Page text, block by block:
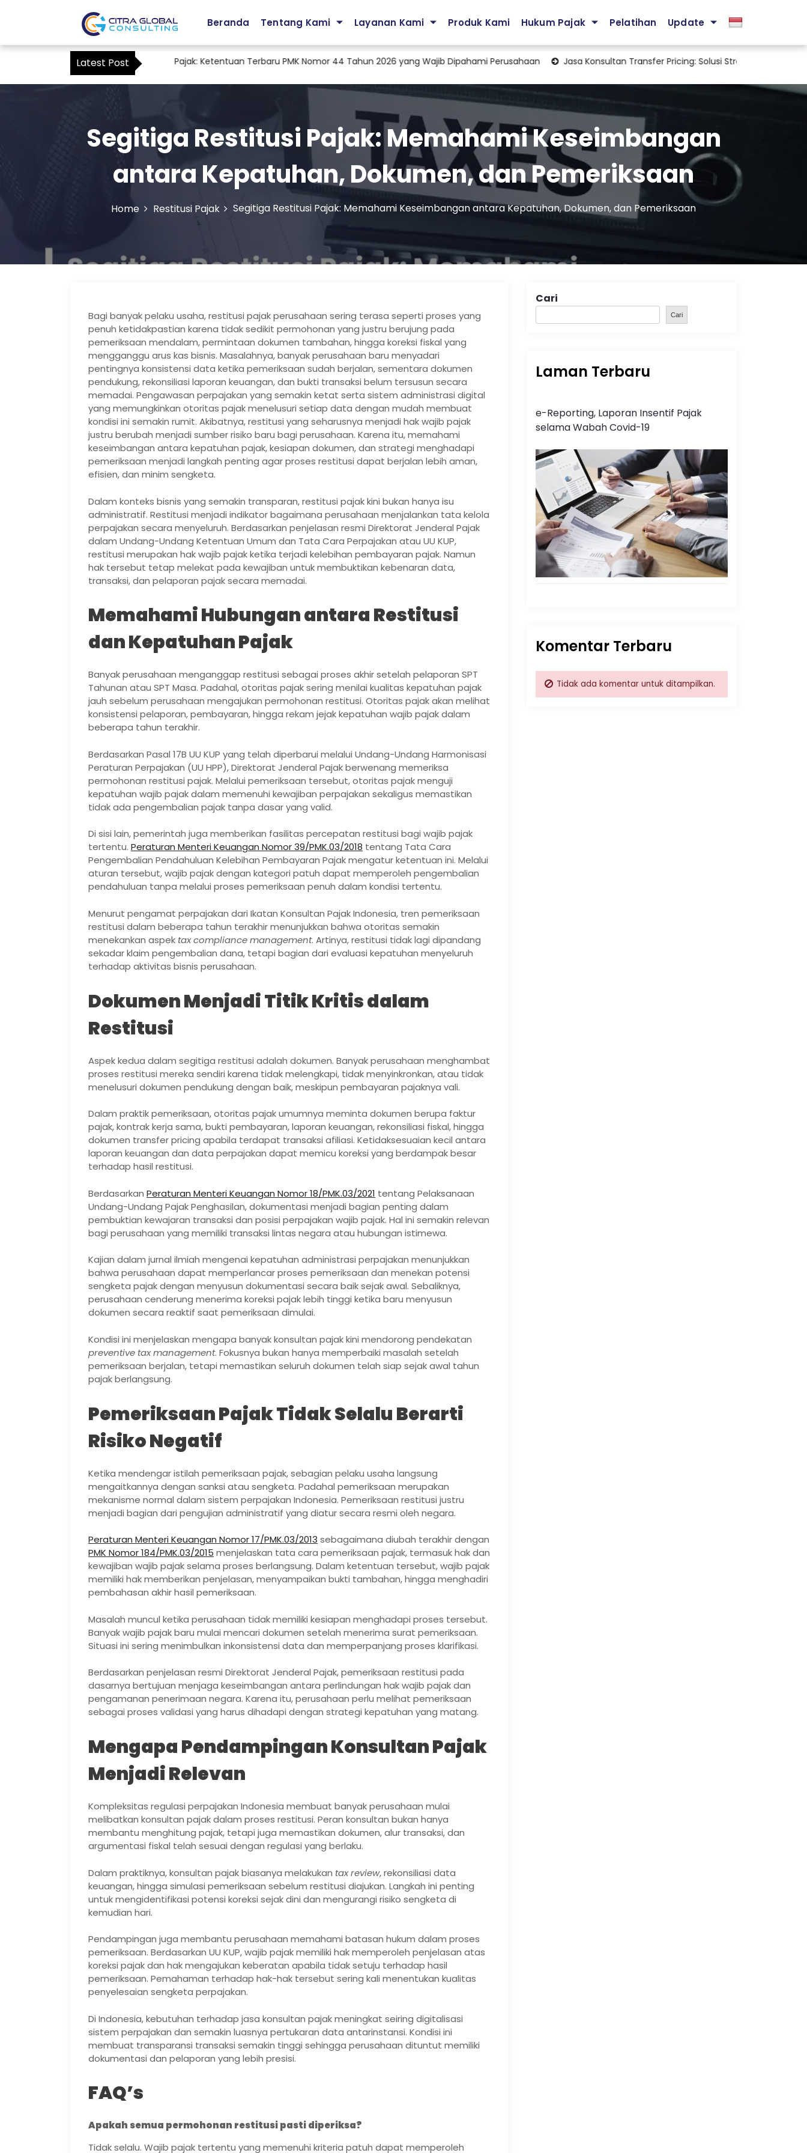
Beranda Tentang Kami Layanan Kami Produk Kami Hukum Pajak Pelatihan Update
Latest Post
Staf Accounting sebagai Kuasa Pajak: Ketentuan Terbaru PMK Nomor 44 Tahun 2026 yang Wajib Dipahami Perusahaan Jasa Konsultan Transfer Pricing: Solusi Strategis Mengelola
Segitiga Restitusi Pajak: Memahami Keseimbangan
antara Kepatuhan, Dokumen, dan Pemeriksaan
Home Restitusi Pajak Segitiga Restitusi Pajak: Memahami Keseimbangan antara Kepatuhan, Dokumen, dan Pemeriksaan
Bagi banyak pelaku usaha, restitusi pajak perusahaan sering terasa seperti proses yang
penuh ketidakpastian karena tidak sedikit permohonan yang justru berujung pada
pemeriksaan mendalam, permintaan dokumen tambahan, hingga koreksi fiskal yang
mengganggu arus kas bisnis. Masalahnya, banyak perusahaan baru menyadari
pentingnya konsistensi data ketika pemeriksaan sudah berjalan, sementara dokumen
pendukung, rekonsiliasi laporan keuangan, dan bukti transaksi belum tersusun secara
memadai. Pengawasan perpajakan yang semakin ketat serta sistem administrasi digital
yang memungkinkan otoritas pajak menelusuri setiap data dengan mudah membuat
kondisi ini semakin rumit. Akibatnya, restitusi yang seharusnya menjadi hak wajib pajak
justru berubah menjadi sumber risiko baru bagi perusahaan. Karena itu, memahami
keseimbangan antara kepatuhan pajak, kesiapan dokumen, dan strategi menghadapi
pemeriksaan menjadi langkah penting agar proses restitusi dapat berjalan lebih aman,
efisien, dan minim sengketa.
Dalam konteks bisnis yang semakin transparan, restitusi pajak kini bukan hanya isu
administratif. Restitusi menjadi indikator bagaimana perusahaan menjalankan tata kelola
perpajakan secara menyeluruh. Berdasarkan penjelasan resmi Direktorat Jenderal Pajak
dalam Undang-Undang Ketentuan Umum dan Tata Cara Perpajakan atau UU KUP,
restitusi merupakan hak wajib pajak ketika terjadi kelebihan pembayaran pajak. Namun
hak tersebut tetap melekat pada kewajiban untuk membuktikan kebenaran data,
transaksi, dan pelaporan pajak secara memadai.
Memahami Hubungan antara Restitusi
dan Kepatuhan Pajak
Banyak perusahaan menganggap restitusi sebagai proses akhir setelah pelaporan SPT
Tahunan atau SPT Masa. Padahal, otoritas pajak sering menilai kualitas kepatuhan pajak
jauh sebelum perusahaan mengajukan permohonan restitusi. Otoritas pajak akan melihat
konsistensi pelaporan, pembayaran, hingga rekam jejak kepatuhan wajib pajak dalam
beberapa tahun terakhir.
Berdasarkan Pasal 17B UU KUP yang telah diperbarui melalui Undang-Undang Harmonisasi
Peraturan Perpajakan (UU HPP), Direktorat Jenderal Pajak berwenang memeriksa
permohonan restitusi pajak. Melalui pemeriksaan tersebut, otoritas pajak menguji
kepatuhan wajib pajak dalam memenuhi kewajiban perpajakan sekaligus memastikan
tidak ada pengembalian pajak tanpa dasar yang valid.
Di sisi lain, pemerintah juga memberikan fasilitas percepatan restitusi bagi wajib pajak
tertentu. Peraturan Menteri Keuangan Nomor 39/PMK.03/2018 tentang Tata Cara
Pengembalian Pendahuluan Kelebihan Pembayaran Pajak mengatur ketentuan ini. Melalui
aturan tersebut, wajib pajak dengan kategori patuh dapat memperoleh pengembalian
pendahuluan tanpa melalui proses pemeriksaan penuh dalam kondisi tertentu.
Menurut pengamat perpajakan dari Ikatan Konsultan Pajak Indonesia, tren pemeriksaan
restitusi dalam beberapa tahun terakhir menunjukkan bahwa otoritas semakin
menekankan aspek tax compliance management. Artinya, restitusi tidak lagi dipandang
sekadar klaim pengembalian dana, tetapi bagian dari evaluasi kepatuhan menyeluruh
terhadap aktivitas bisnis perusahaan.
Dokumen Menjadi Titik Kritis dalam
Restitusi
Aspek kedua dalam segitiga restitusi adalah dokumen. Banyak perusahaan menghambat
proses restitusi mereka sendiri karena tidak melengkapi, tidak menyinkronkan, atau tidak
menelusuri dokumen pendukung dengan baik, meskipun pembayaran pajaknya vali.
Dalam praktik pemeriksaan, otoritas pajak umumnya meminta dokumen berupa faktur
pajak, kontrak kerja sama, bukti pembayaran, laporan keuangan, rekonsiliasi fiskal, hingga
dokumen transfer pricing apabila terdapat transaksi afiliasi. Ketidaksesuaian kecil antara
laporan keuangan dan data perpajakan dapat memicu koreksi yang berdampak besar
terhadap hasil restitusi.
Berdasarkan Peraturan Menteri Keuangan Nomor 18/PMK.03/2021 tentang Pelaksanaan
Undang-Undang Pajak Penghasilan, dokumentasi menjadi bagian penting dalam
pembuktian kewajaran transaksi dan posisi perpajakan wajib pajak. Hal ini semakin relevan
bagi perusahaan yang memiliki transaksi lintas negara atau hubungan istimewa.
Kajian dalam jurnal ilmiah mengenai kepatuhan administrasi perpajakan menunjukkan
bahwa perusahaan dapat memperlancar proses pemeriksaan dan menekan potensi
sengketa pajak dengan menyusun dokumentasi secara baik sejak awal. Sebaliknya,
perusahaan cenderung menerima koreksi pajak lebih tinggi ketika baru menyusun
dokumen secara reaktif saat pemeriksaan dimulai.
Kondisi ini menjelaskan mengapa banyak konsultan pajak kini mendorong pendekatan
preventive tax management. Fokusnya bukan hanya memperbaiki masalah setelah
pemeriksaan berjalan, tetapi memastikan seluruh dokumen telah siap sejak awal tahun
pajak berlangsung.
Pemeriksaan Pajak Tidak Selalu Berarti
Risiko Negatif
Ketika mendengar istilah pemeriksaan pajak, sebagian pelaku usaha langsung
mengaitkannya dengan sanksi atau sengketa. Padahal pemeriksaan merupakan
mekanisme normal dalam sistem perpajakan Indonesia. Pemeriksaan restitusi justru
menjadi bagian dari pengujian administratif yang diatur secara resmi oleh negara.
Peraturan Menteri Keuangan Nomor 17/PMK.03/2013 sebagaimana diubah terakhir dengan
PMK Nomor 184/PMK.03/2015 menjelaskan tata cara pemeriksaan pajak, termasuk hak dan
kewajiban wajib pajak selama proses berlangsung. Dalam ketentuan tersebut, wajib pajak
memiliki hak memberikan penjelasan, menyampaikan bukti tambahan, hingga menghadiri
pembahasan akhir hasil pemeriksaan.
Masalah muncul ketika perusahaan tidak memiliki kesiapan menghadapi proses tersebut.
Banyak wajib pajak baru mulai mencari dokumen setelah menerima surat pemeriksaan.
Situasi ini sering menimbulkan inkonsistensi data dan memperpanjang proses klarifikasi.
Berdasarkan penjelasan resmi Direktorat Jenderal Pajak, pemeriksaan restitusi pada
dasarnya bertujuan menjaga keseimbangan antara perlindungan hak wajib pajak dan
pengamanan penerimaan negara. Karena itu, perusahaan perlu melihat pemeriksaan
sebagai proses validasi yang harus dihadapi dengan strategi kepatuhan yang matang.
Mengapa Pendampingan Konsultan Pajak
Menjadi Relevan
Kompleksitas regulasi perpajakan Indonesia membuat banyak perusahaan mulai
melibatkan konsultan pajak dalam proses restitusi. Peran konsultan bukan hanya
membantu menghitung pajak, tetapi juga memastikan dokumen, alur transaksi, dan
argumentasi fiskal telah sesuai dengan regulasi yang berlaku.
Dalam praktiknya, konsultan pajak biasanya melakukan tax review, rekonsiliasi data
keuangan, hingga simulasi pemeriksaan sebelum restitusi diajukan. Langkah ini penting
untuk mengidentifikasi potensi koreksi sejak dini dan mengurangi risiko sengketa di
kemudian hari.
Pendampingan juga membantu perusahaan memahami batasan hukum dalam proses
pemeriksaan. Berdasarkan UU KUP, wajib pajak memiliki hak memperoleh penjelasan atas
koreksi pajak dan hak mengajukan keberatan apabila tidak setuju terhadap hasil
pemeriksaan. Pemahaman terhadap hak-hak tersebut sering kali menentukan kualitas
penyelesaian sengketa perpajakan.
Di Indonesia, kebutuhan terhadap jasa konsultan pajak meningkat seiring digitalisasi
sistem perpajakan dan semakin luasnya pertukaran data antarinstansi. Kondisi ini
membuat transparansi transaksi semakin tinggi sehingga perusahaan dituntut memiliki
dokumentasi dan pelaporan yang lebih presisi.
FAQ’s
Apakah semua permohonan restitusi pasti diperiksa?
Tidak selalu. Wajib pajak tertentu yang memenuhi kriteria patuh dapat memperoleh
Cari
Cari
Laman Terbaru
e-Reporting, Laporan Insentif Pajak
selama Wabah Covid-19
Komentar Terbaru
Tidak ada komentar untuk ditampilkan.